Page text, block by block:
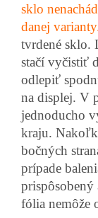
sklo
danej
tvrdené sklo.
stačí vyčistiť
odlepiť
na displej. V
jednoducho
kraju.
bočných
prípade
prispôsobený
fólia nemôže